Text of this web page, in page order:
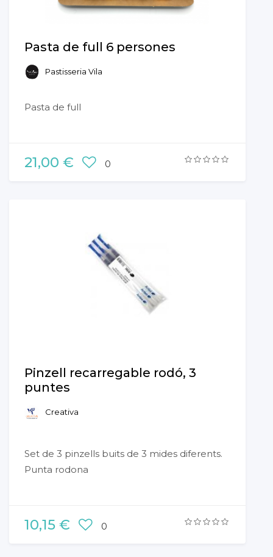
Pasta de full 6 persones
Pastisseria Vila
Pasta de full
21,00 € 0
Pinzell recarregable rodó, 3
puntes
Creativa
Set de 3 pinzells buits de 3 mides diferents.
Punta rodona
10,15 € 0